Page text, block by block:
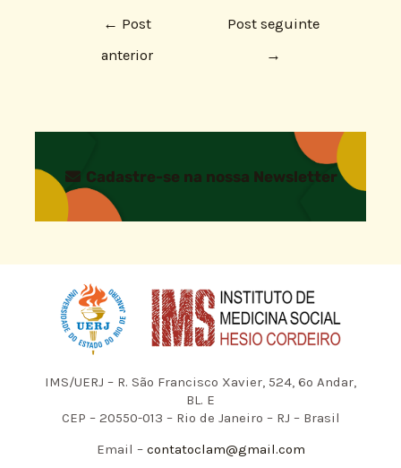
← Post
anterior
Post seguinte
→
Cadastre-se na nossa Newsletter
IMS/UERJ – R. São Francisco Xavier, 524, 6º Andar,
BL. E
CEP – 20550-013 – Rio de Janeiro – RJ – Brasil
Email –contatoclam@gmail.com